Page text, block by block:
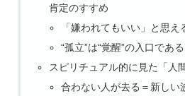
肯定のすすめ
「嫌われてもいい」と思
“孤立”は“覚醒”の入口であ
スピリチュアル的に見た「人
合わない人が去る＝新しい